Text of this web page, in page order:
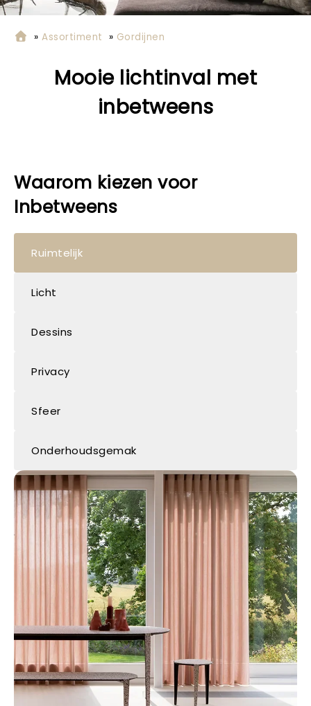
»Assortiment » Gordijnen
Mooie lichtinval met
inbetweens
Waarom kiezen voor
Inbetweens
Ruimtelijk
Licht
Dessins
Privacy
Sfeer
Onderhoudsgemak